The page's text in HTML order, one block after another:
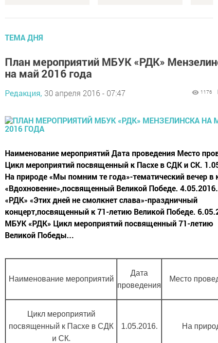
ТЕМА ДНЯ
План мероприятий МБУК «РДК»
на май 2016 года
Редакция, 30 апреля 2016 - 07:47 1176
Наименование мероприятий Дата проведения Место
Цикл мероприятий посвященный к Пасхе в СДК и СК.
На природе «Мы помним те года»-тематический вечер в
«Вдохновение»,посвященный Великой Победе.
«РДК» «Этих дней не смолкнет слава»-праздничный
концерт,посвященный к 71-летию Великой Победе.
МБУК «РДК» Цикл мероприятий посвященный 71-летию
Великой Победы...
Наименование мероприятий
Дата
проведения
Место
Цикл мероприятий
посвященный к Пасхе в СДК
и СК.
1.05.2016. На